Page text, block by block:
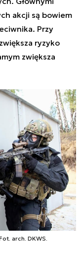
akcji są bowiem
Przy
ryzyko
zwiększa
arch. DKWS.